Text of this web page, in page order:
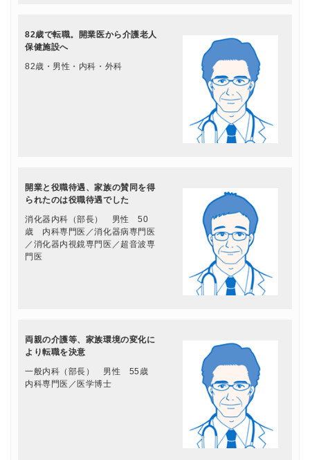
82歳で転職。開業医から介護老人
保健施設へ
82歳・男性・内科・外科
開業と役職待遇、家族の賛同を得
られたのは役職待遇でした
消化器内科（部長） 男性 50
歳 内科専門医／消化器病専門医
／消化器内視鏡専門医／超音波専
門医
両親の介護等、家族環境の変化に
より転職を決意
一般内科（部長） 男性 55歳
内科専門医／医学博士